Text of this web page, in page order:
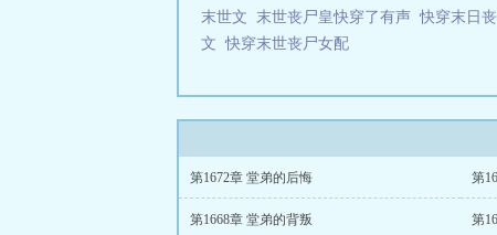
末世文 末世丧尸皇快穿了有声快穿末日
文快穿末世丧尸女配
第1672章 堂弟的后悔 第
第1668章 堂弟的背叛 第